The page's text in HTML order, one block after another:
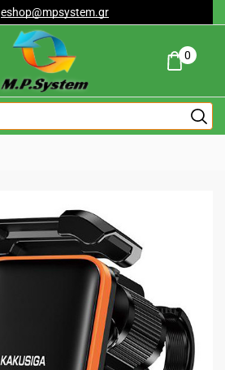
eshop@mpsystem.gr
0